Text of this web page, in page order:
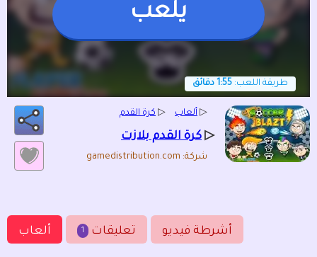
يلعب
طريقة اللعب: 1:55 دقائق
▷ ألعاب ▷ كرة القدم
▷ كرة القدم بلازت
شركة: gamedistribution.com
ألعاب 1 تعليقات أشرطة فيديو